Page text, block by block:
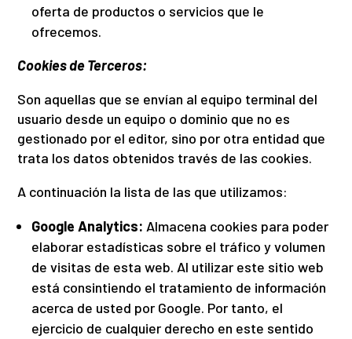
oferta de productos o servicios que le
ofrecemos.
Cookies de Terceros:
Son aquellas que se envían al equipo terminal del
usuario desde un equipo o dominio que no es
gestionado por el editor, sino por otra entidad que
trata los datos obtenidos través de las cookies.
A continuación la lista de las que utilizamos:
Google Analytics: Almacena cookies para poder
elaborar estadísticas sobre el tráfico y volumen
de visitas de esta web. Al utilizar este sitio web
está consintiendo el tratamiento de información
acerca de usted por Google. Por tanto, el
ejercicio de cualquier derecho en este sentido